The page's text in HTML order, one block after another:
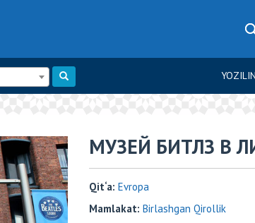
​МУЗЕЙ БИТЛЗ В
Qit‘a: Evropa
Mamlakat: Birlashgan Qirollik